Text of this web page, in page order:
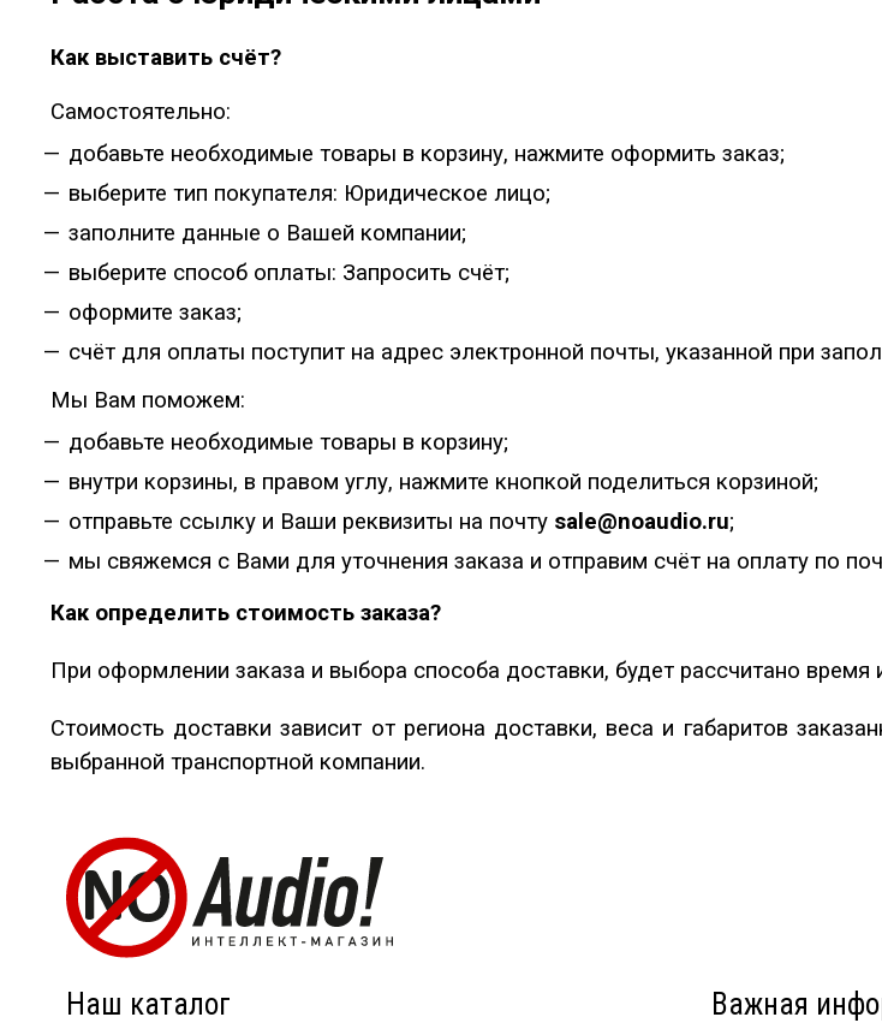
Как выставить счёт?
Самостоятельно:
добавьте необходимые товары в корзину, нажмите оформить заказ;
выберите тип покупателя: Юридическое лицо;
заполните данные о Вашей компании;
выберите способ оплаты: Запросить счёт;
оформите заказ;
счёт для оплаты поступит на адрес электронной почты, указанной при
Мы Вам поможем:
добавьте необходимые товары в корзину;
внутри корзины, в правом углу, нажмите кнопкой поделиться корзиной;
отправьте ссылку и Ваши реквизиты на почту sale@noaudio.ru;
мы свяжемся с Вами для уточнения заказа и отправим счёт на оплату по
Как определить стоимость заказа?
При оформлении заказа и выбора способа доставки, будет рассчитано время
Стоимость доставки зависит от региона доставки, веса и габаритов
выбранной транспортной компании.
Наш каталог Важная